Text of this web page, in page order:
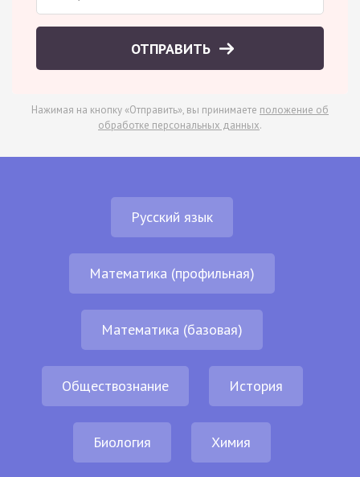
ОТПРАВИТЬ
Нажимая на кнопку «Отправить», вы принимаете положение об
обработке персональных данных.
Русский язык
Математика (профильная)
Математика (базовая)
Обществознание История
Биология Химия